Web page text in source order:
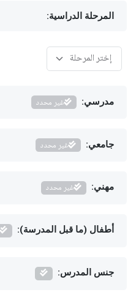
المرحلة الدراسية:
مدرسي: غير محدد
جامعي: غير محدد
مهني: غير محدد
أطفال (ما قبل المدرسة):
جنس المدرس: